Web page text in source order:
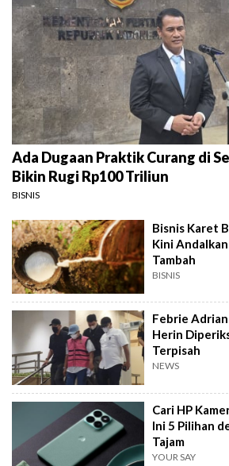
Ada Dugaan Praktik Curang di
Bikin Rugi Rp100 Triliun
BISNIS
Bisnis Karet
Kini
Tambah
BISNIS
Febrie
Herin
Terpisah
NEWS
Cari HP
Ini 5 Pilihan
Tajam
YOUR SAY